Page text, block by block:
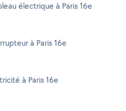
électrique à Paris 16e
à Paris 16e
à Paris 16e